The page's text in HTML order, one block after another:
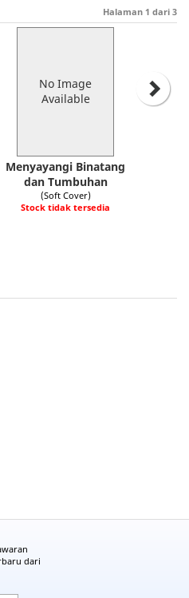
Halaman 1 dari 3
No Image
Available
Menyayangi Binatang
dan Tumbuhan
(Soft Cover)
Stock tidak tersedia
dari